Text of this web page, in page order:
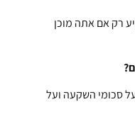
רק אם אתה מוכן
על סכומי השקעה ועל